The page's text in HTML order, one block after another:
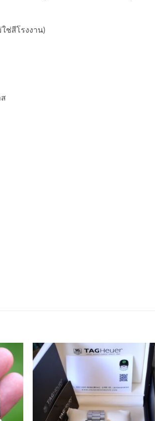
ใช่สีโรงงาน)
Add to
Add to
Wishlist